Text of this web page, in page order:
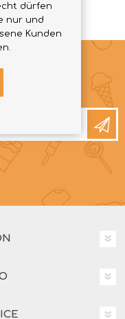
dürfen
nur und
Kunden